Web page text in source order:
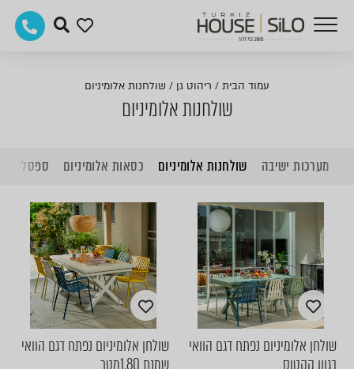
עמוד הבית / ריהוט גן / שולחנות אלומיניום
שולחנות אלומיניום
מערכות ישיבה שולחנות אלומיניום כסאות אלומיניום ספסלי
שולחן אלומיניום נפתח דגם הוואי
שולחן אלומיניום נפתח דגם הוואי